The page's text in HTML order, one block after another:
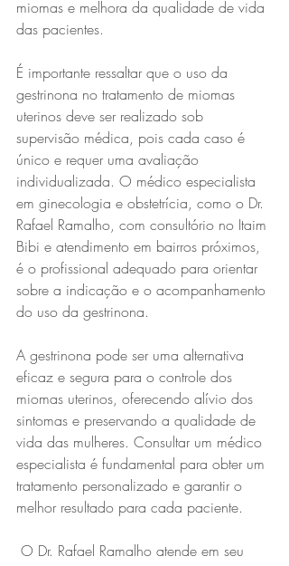
miomas e melhora da qualidade de vida
das pacientes.
É importante ressaltar que o uso da
gestrinona no tratamento de miomas
uterinos deve ser realizado sob
supervisão médica, pois cada caso é
único e requer uma avaliação
individualizada. O médico especialista
em ginecologia e obstetrícia, como o Dr.
Rafael Ramalho, com consultório no Itaim
Bibi e atendimento em bairros próximos,
é o profissional adequado para orientar
sobre a indicação e o acompanhamento
do uso da gestrinona.
A gestrinona pode ser uma alternativa
eficaz e segura para o controle dos
miomas uterinos, oferecendo alívio dos
sintomas e preservando a qualidade de
vida das mulheres. Consultar um médico
especialista é fundamental para obter um
tratamento personalizado e garantir o
melhor resultado para cada paciente.